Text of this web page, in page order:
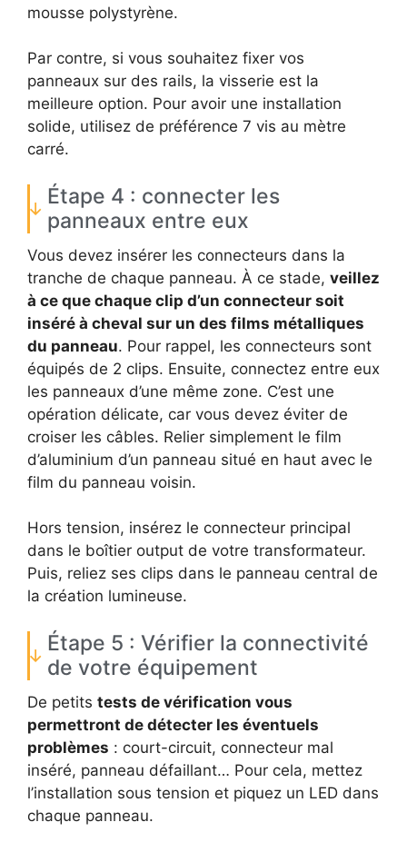
mousse polystyrène.
Par contre, si vous souhaitez fixer vos
panneaux sur des rails, la visserie est la
meilleure option. Pour avoir une installation
solide, utilisez de préférence 7 vis au mètre
carré.
Étape 4 : connecter les
panneaux entre eux
Vous devez insérer les connecteurs dans la
tranche de chaque panneau. À ce stade, veillez
à ce que chaque clip d’un connecteur soit
inséré à cheval sur un des films métalliques
du panneau. Pour rappel, les connecteurs sont
équipés de 2 clips. Ensuite, connectez entre eux
les panneaux d’une même zone. C’est une
opération délicate, car vous devez éviter de
croiser les câbles. Relier simplement le film
d’aluminium d’un panneau situé en haut avec le
film du panneau voisin.
Hors tension, insérez le connecteur principal
dans le boîtier output de votre transformateur.
Puis, reliez ses clips dans le panneau central de
la création lumineuse.
Étape 5 : Vérifier la connectivité
de votre équipement
De petits tests de vérification vous
permettront de détecter les éventuels
problèmes : court-circuit, connecteur mal
inséré, panneau défaillant… Pour cela, mettez
l’installation sous tension et piquez un LED dans
chaque panneau.